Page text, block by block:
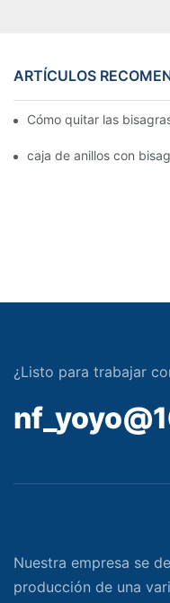
ARTÍCULOS
Cómo quitar las
caja de anillos con
¿Listo para trabajar
Nuestra empresa se
producción de una